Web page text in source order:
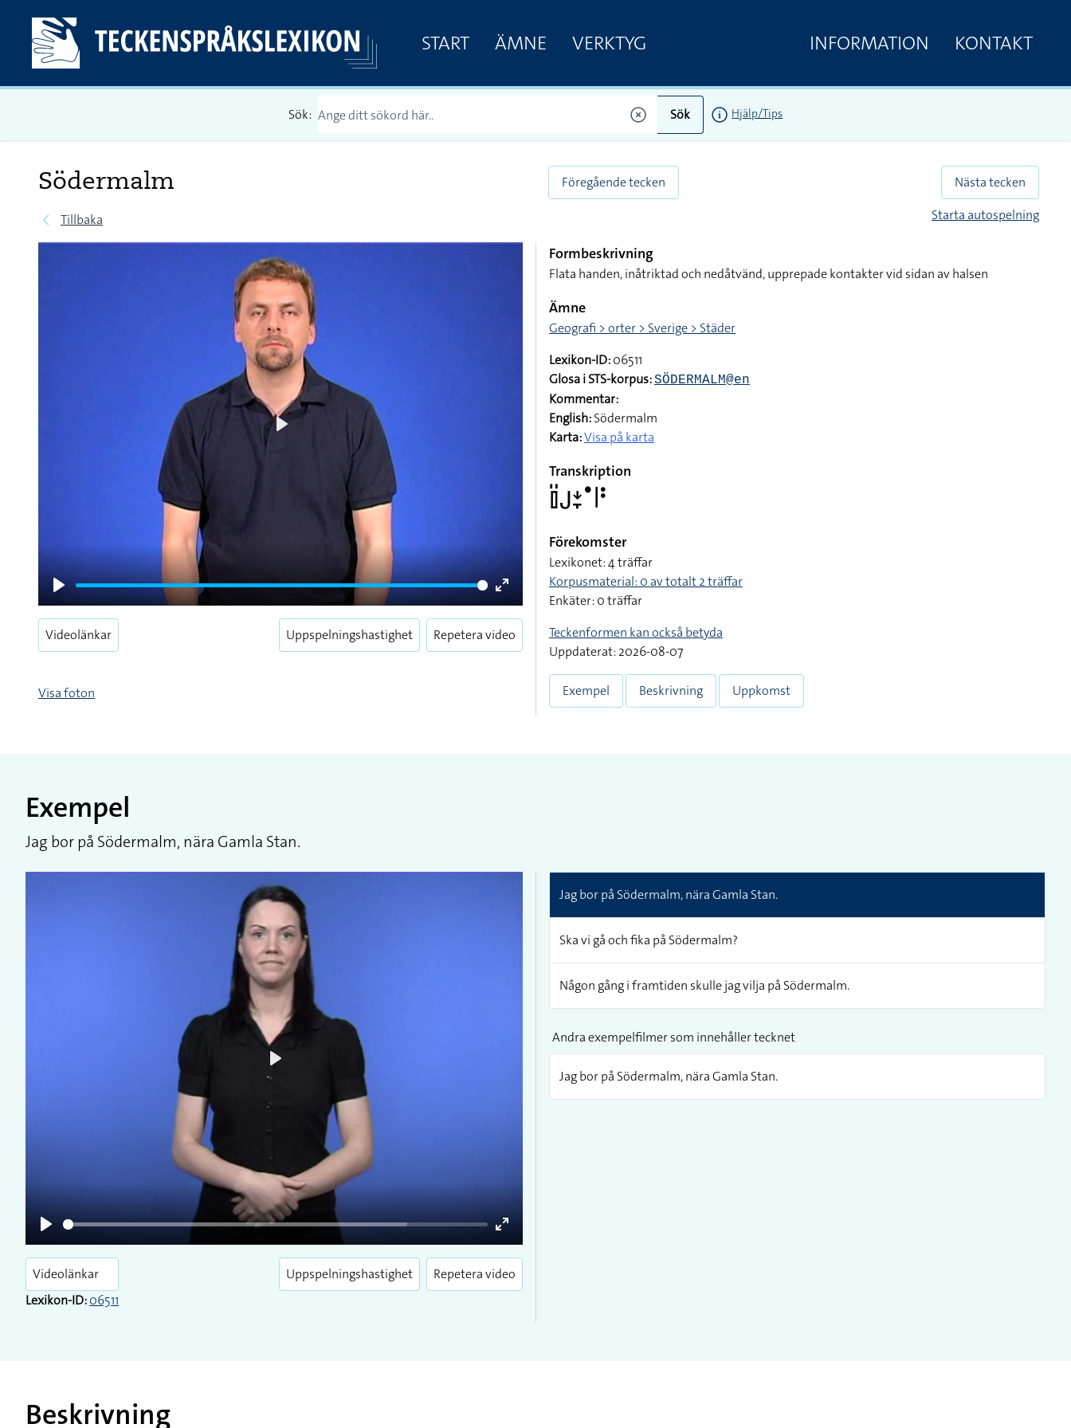
START ÄMNE VERKTYG INFORMATION KONTAKT
Sök: Sök Hjälp/Tips
Södermalm
Tillbaka
Föregående tecken
Nästa tecken
Starta autospelning
Play
Enter
fullscreen
Videolänkar Uppspelningshastighet Repetera video
Visa foton
Formbeskrivning
Flata handen, inåtriktad och nedåtvänd, upprepade kontakter vid sidan av halsen
Ämne
Geografi > orter > Sverige > Städer
Lexikon-ID:06511
Glosa i STS-korpus:SÖDERMALM@en
Kommentar:
English:Södermalm
Karta:Visa på karta
Transkription
􌤞􌤺􌤢􌥕􌥙􌤟􌥼􌥻
Förekomster
Lexikonet: 4 träffar
Korpusmaterial: 0 av totalt 2 träffar
Enkäter: 0 träffar
Teckenformen kan också betyda
Uppdaterat: 2026-08-07
Exempel Beskrivning Uppkomst
Exempel
Jag bor på Södermalm, nära Gamla Stan.
Play
Enter
fullscreen
Videolänkar
Lexikon-ID:06511
Uppspelningshastighet Repetera video
Jag bor på Södermalm, nära Gamla Stan.
Ska vi gå och fika på Södermalm?
Någon gång i framtiden skulle jag vilja på Södermalm.
Andra exempelfilmer som innehåller tecknet
Jag bor på Södermalm, nära Gamla Stan.
Beskrivning